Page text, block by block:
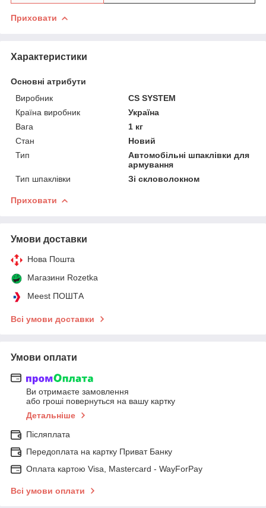
Приховати
Характеристики
Основні атрибути
Виробник
CS SYSTEM
Країна виробник
Україна
Вага
1 кг
Стан
Новий
Тип
Автомобільні шпаклівки для
армування
Тип шпаклівки
Зі скловолокном
Приховати
Умови доставки
Нова Пошта
Магазини Rozetka
Meest ПОШТА
Всі умови доставки
Умови оплати
Ви отримаєте замовлення
або гроші повернуться на вашу картку
Детальніше
Післяплата
Передоплата на картку Приват Банку
Оплата картою Visa, Mastercard - WayForPay
Всі умови оплати